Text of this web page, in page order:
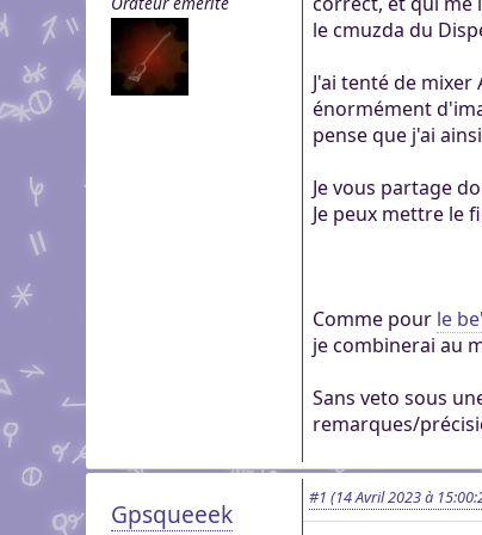
genre pour aider
Pour partager
peut s'inscrire,
personne si vous
Visioconférence
Visioconférence
compte, via le
micro ! /!\ Ce
principal
Boutiques
Brillez aux
Vous cherchez
visuels ? Vous
stands.
Aider Khaganat
Notre projet vit
Découvrez
nous puissions
le cmuzda du
J'ai tenté de
énormément
pense que j'ai
Je vous partage
Je peux mettre le
Comme pour le
je combinerai au
Sans veto sous
remarques/
Gpsqueeek
#1 (14 Avril 2023 à